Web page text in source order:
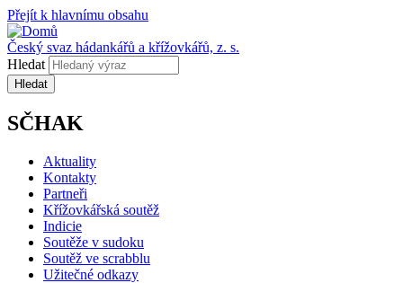
Přejít k hlavnímu obsahu
Český svaz hádankářů a křížovkářů, z. s.
Hledat
SČHAK
Aktuality
Kontakty
Partneři
Křížovkářská soutěž
Indicie
Soutěže v sudoku
Soutěž ve scrabblu
Užitečné odkazy